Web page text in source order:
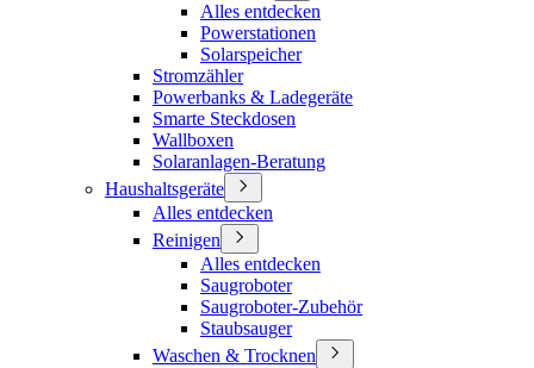
Alles entdecken
Powerstationen
Solarspeicher
Stromzähler
Powerbanks & Ladegeräte
Smarte Steckdosen
Wallboxen
Solaranlagen-Beratung
Haushaltsgeräte
Alles entdecken
Reinigen
Alles entdecken
Saugroboter
Saugroboter-Zubehör
Staubsauger
Waschen & Trocknen